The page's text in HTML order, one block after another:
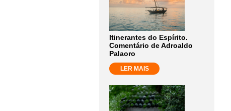
Itinerantes do Espírito.
Comentário de Adroaldo
Palaoro
LER MAIS